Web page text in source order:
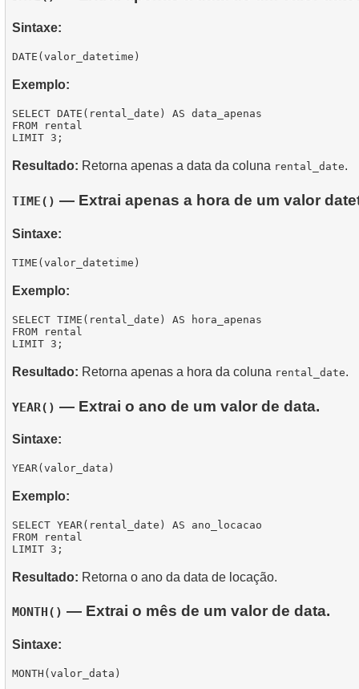
Sintaxe:
Exemplo:
SELECT DATE(rental_date) AS data_apenas
FROM rental
Resultado: Retorna apenas a data da coluna rental_date.
TIME() — Extrai apenas a hora de um valor
Sintaxe:
Exemplo:
SELECT TIME(rental_date) AS hora_apenas
FROM rental
Resultado: Retorna apenas a hora da coluna rental_date.
YEAR() — Extrai o ano de um valor de data.
Sintaxe:
Exemplo:
SELECT YEAR(rental_date) AS ano_locacao
FROM rental
Resultado: Retorna o ano da data de locação.
MONTH() — Extrai o mês de um valor de data.
Sintaxe: